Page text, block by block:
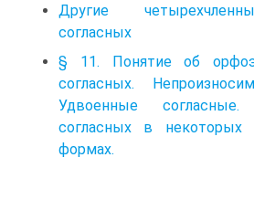
Другие
согласных
§ 11. Понятие об
согласных.
Удвоенные согласные.
согласных в некоторых
формах.